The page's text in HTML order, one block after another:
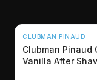
CLUBMAN PINAUD
Clubman Pinaud
Vanilla After